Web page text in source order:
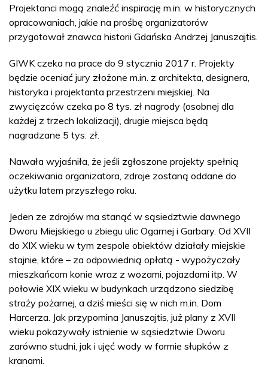
Projektanci mogą znaleźć inspirację m.in. w historycznych
opracowaniach, jakie na prośbę organizatorów
przygotował znawca historii Gdańska Andrzej Januszajtis.
GIWK czeka na prace do 9 stycznia 2017 r. Projekty
będzie oceniać jury złożone m.in. z architekta, designera,
historyka i projektanta przestrzeni miejskiej. Na
zwycięzców czeka po 8 tys. zł nagrody (osobnej dla
każdej z trzech lokalizacji), drugie miejsca będą
nagradzane 5 tys. zł.
Nawała wyjaśniła, że jeśli zgłoszone projekty spełnią
oczekiwania organizatora, zdroje zostaną oddane do
użytku latem przyszłego roku.
Jeden ze zdrojów ma stanąć w sąsiedztwie dawnego
Dworu Miejskiego u zbiegu ulic Ogarnej i Garbary. Od XVII
do XIX wieku w tym zespole obiektów działały miejskie
stajnie, które – za odpowiednią opłatą - wypożyczały
mieszkańcom konie wraz z wozami, pojazdami itp. W
połowie XIX wieku w budynkach urządzono siedzibę
straży pożarnej, a dziś mieści się w nich m.in. Dom
Harcerza. Jak przypomina Januszajtis, już plany z XVII
wieku pokazywały istnienie w sąsiedztwie Dworu
zarówno studni, jak i ujęć wody w formie słupków z
kranami.